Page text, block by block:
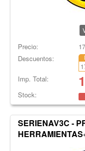
Precio:
Descuentos:
Imp. Total:
Stock:
SERIENAV3C -